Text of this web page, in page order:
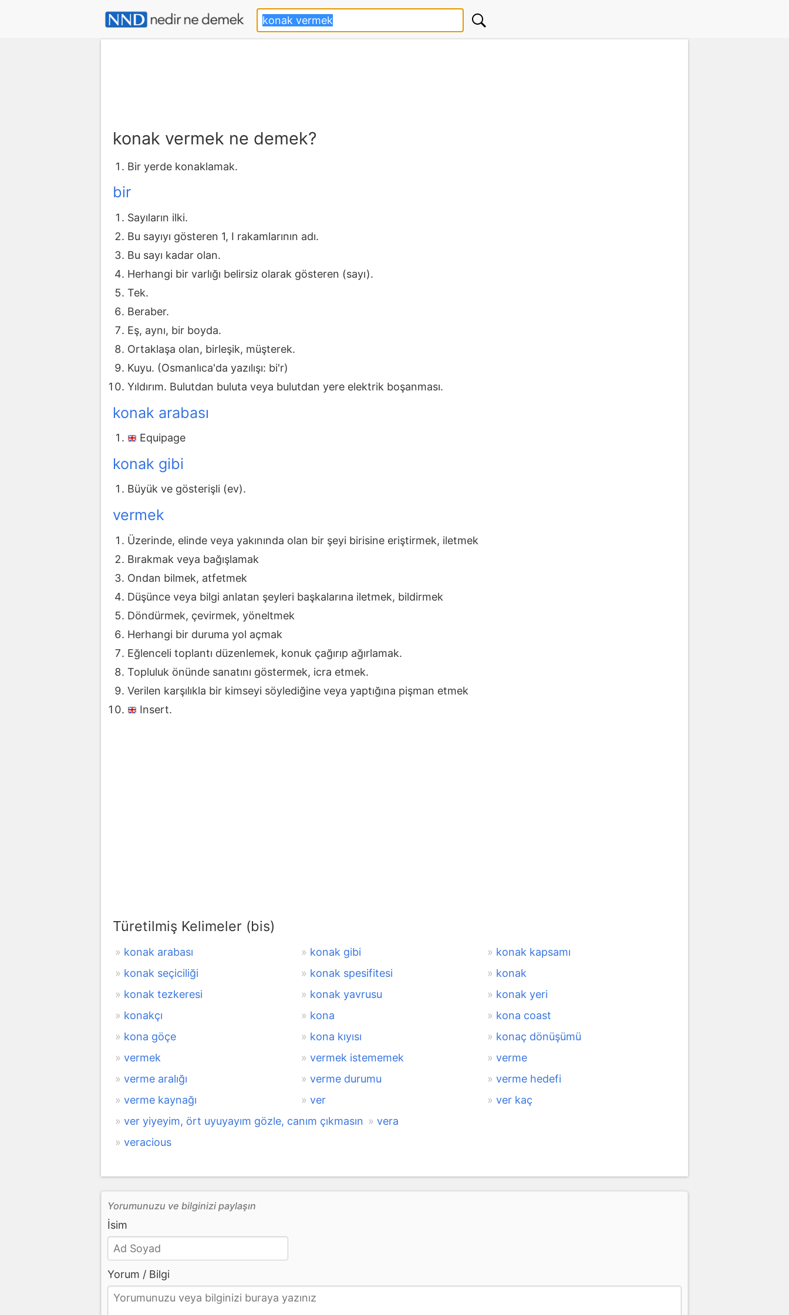
konak vermek ne demek?
Bir yerde konaklamak.
bir
Sayıların ilki.
Bu sayıyı gösteren 1, I rakamlarının adı.
Bu sayı kadar olan.
Herhangi bir varlığı belirsiz olarak gösteren (sayı).
Tek.
Beraber.
Eş, aynı, bir boyda.
Ortaklaşa olan, birleşik, müşterek.
Kuyu. (Osmanlıca'da yazılışı: bi'r)
Yıldırım. Bulutdan buluta veya bulutdan yere elektrik boşanması.
konak arabası
Equipage
konak gibi
Büyük ve gösterişli (ev).
vermek
Üzerinde, elinde veya yakınında olan bir şeyi birisine eriştirmek, iletmek
Bırakmak veya bağışlamak
Ondan bilmek, atfetmek
Düşünce veya bilgi anlatan şeyleri başkalarına iletmek, bildirmek
Döndürmek, çevirmek, yöneltmek
Herhangi bir duruma yol açmak
Eğlenceli toplantı düzenlemek, konuk çağırıp ağırlamak.
Topluluk önünde sanatını göstermek, icra etmek.
Verilen karşılıkla bir kimseyi söylediğine veya yaptığına pişman etmek
Insert.
Türetilmiş Kelimeler (bis)
konak arabası konak gibi
konak kapsamı
konak seçiciliği
konak spesifitesi
konak
konak tezkeresi
konak yavrusu
konak yeri
konakçı
kona
kona coast
kona göçe
kona kıyısı
konaç dönüşümü
vermek
vermek istememek
verme
verme aralığı
verme durumu
verme hedefi
verme kaynağı
ver
ver kaç
ver yiyeyim, ört uyuyayım gözle, canım çıkmasın
vera
veracious
Yorumunuzu ve bilginizi paylaşın
İsim
Yorum / Bilgi